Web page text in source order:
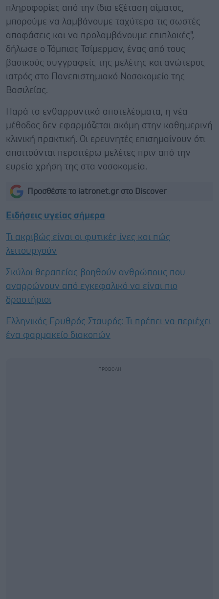
πληροφορίες από την ίδια εξέταση αίματος,
μπορούμε να λαμβάνουμε ταχύτερα τις σωστές
αποφάσεις και να προλαμβάνουμε επιπλοκές",
δήλωσε ο Τόμπιας Τσίμερμαν, ένας από τους
βασικούς συγγραφείς της μελέτης και ανώτερος
ιατρός στο Πανεπιστημιακό Νοσοκομείο της
Βασιλείας.
Παρά τα ενθαρρυντικά αποτελέσματα, η νέα
μέθοδος δεν εφαρμόζεται ακόμη στην καθημερινή
κλινική πρακτική. Οι ερευνητές επισημαίνουν ότι
απαιτούνται περαιτέρω μελέτες πριν από την
ευρεία χρήση της στα νοσοκομεία.
Προσθέστε το iatronet.gr στο Discover
Ειδήσεις υγείας σήμερα
Τι ακριβώς είναι οι φυτικές ίνες και πώς
λειτουργούν
Σκύλοι θεραπείας βοηθούν ανθρώπους που
αναρρώνουν από εγκεφαλικό να είναι πιο
δραστήριοι
Ελληνικός Ερυθρός Σταυρός: Τι πρέπει να περιέχει
ένα φαρμακείο διακοπών